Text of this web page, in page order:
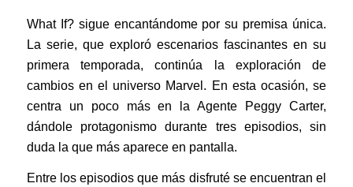
What If? sigue encantándome por su premisa única.
La serie, que exploró escenarios fascinantes en su
primera temporada, continúa la exploración de
cambios en el universo Marvel. En esta ocasión, se
centra un poco más en la Agente Peggy Carter,
dándole protagonismo durante tres episodios, sin
duda la que más aparece en pantalla.
Entre los episodios que más disfruté se encuentran el